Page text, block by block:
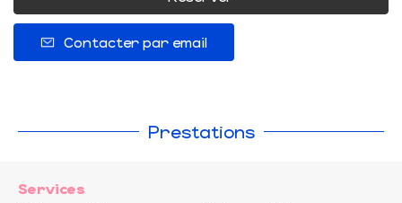
Contacter par email
Prestations
Services